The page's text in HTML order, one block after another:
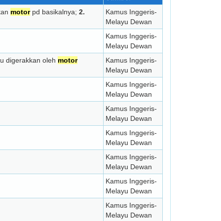
motorpd basikalnya; 2.
Kamus Inggeris-
Melayu Dewan
Kamus Inggeris-
Melayu Dewan
digerakkan oleh motor
Kamus Inggeris-
Melayu Dewan
Kamus Inggeris-
Melayu Dewan
Kamus Inggeris-
Melayu Dewan
Kamus Inggeris-
Melayu Dewan
Kamus Inggeris-
Melayu Dewan
Kamus Inggeris-
Melayu Dewan
Kamus Inggeris-
Melayu Dewan